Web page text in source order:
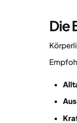
Die